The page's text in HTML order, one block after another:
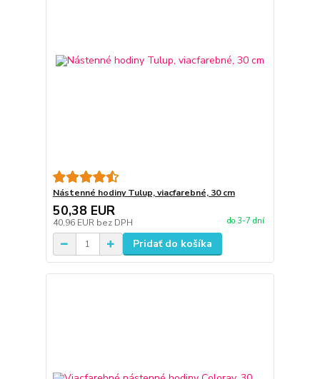
Nástenné hodiny Tulup, viacfarebné, 30 cm
50,38 EUR
40,96 EUR bez DPH do 3-7 dní
Pridať do košíka